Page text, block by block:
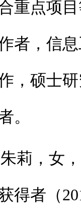
重点项
者，信
，硕士
。
莉，女
得者（